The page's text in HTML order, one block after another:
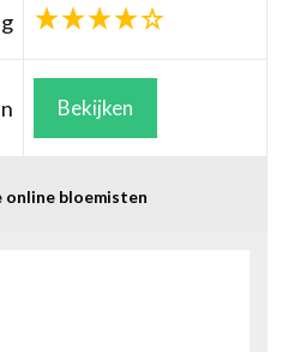
Bekijken
bloemisten